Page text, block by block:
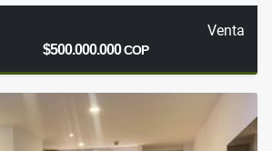
Venta
$500.000.000COP